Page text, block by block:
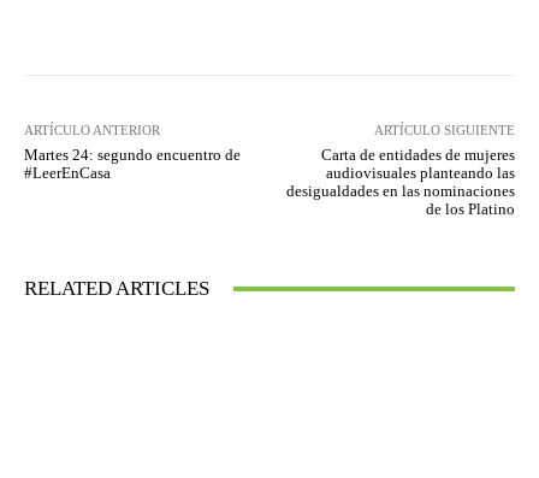
ARTÍCULO ANTERIOR
Martes 24: segundo encuentro de
#LeerEnCasa
ARTÍCULO SIGUIENTE
Carta de entidades de mujeres
audiovisuales planteando las
desigualdades en las nominaciones
de los Platino
RELATED ARTICLES